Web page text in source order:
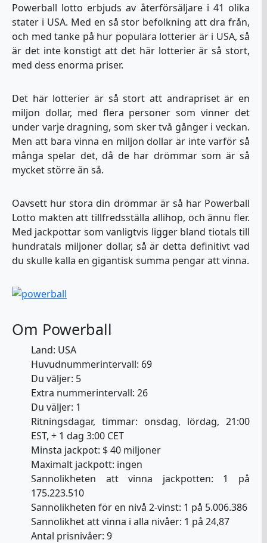
Powerball lotto erbjuds av återförsäljare i 41 olika
stater i USA. Med en så stor befolkning att dra från,
och med tanke på hur populära lotterier är i USA, så
är det inte konstigt att det här lotterier är så stort,
med dess enorma priser.
Det här lotterier är så stort att andrapriset är en
miljon dollar, med flera personer som vinner det
under varje dragning, som sker två gånger i veckan.
Men att bara vinna en miljon dollar är inte varför så
många spelar det, då de har drömmar som är så
mycket större än så.
Oavsett hur stora din drömmar är så har Powerball
Lotto makten att tillfredsställa allihop, och ännu fler.
Med jackpottar som vanligtvis ligger bland tiotals till
hundratals miljoner dollar, så är detta definitivt vad
du skulle kalla en gigantisk summa pengar att vinna.
Om Powerball
Land: USA
Huvudnummerintervall: 69
Du väljer: 5
Extra nummerintervall: 26
Du väljer: 1
Ritningsdagar, timmar: onsdag, lördag, 21:00
EST, + 1 dag 3:00 CET
Minsta jackpot: $ 40 miljoner
Maximalt jackpott: ingen
Sannolikheten att vinna jackpotten: 1 på
175.223.510
Sannolikheten för en nivå 2-vinst: 1 på 5.006.386
Sannolikhet att vinna i alla nivåer: 1 på 24,87
Antal prisnivåer: 9